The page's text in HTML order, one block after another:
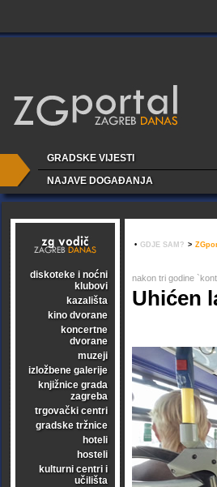
GRADSKE VIJESTI
NAJAVE DOGAĐANJA
diskoteke i noćni
klubovi
kazališta
kino dvorane
koncertne
dvorane
muzeji
izložbene galerije
knjižnice grada
zagreba
trgovački centri
gradske tržnice
hoteli
hosteli
kulturni centri i
učilišta
• GDJE SAM? >
nakon tri godine
Uhićen